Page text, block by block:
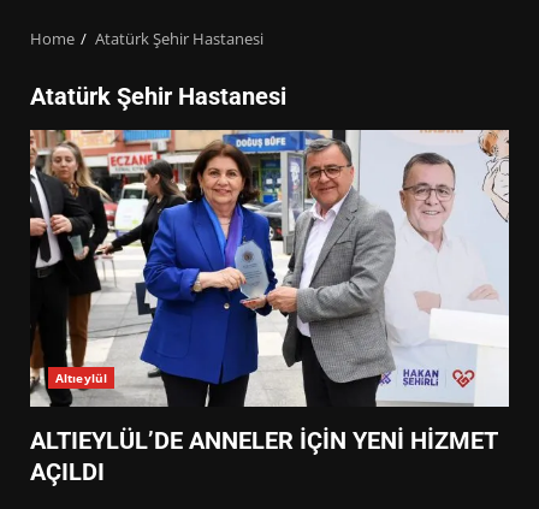
Home Atatürk Şehir Hastanesi
Atatürk Şehir Hastanesi
Altıeylül
ALTIEYLÜL’DE ANNELER İÇİN YENİ HİZMET
AÇILDI